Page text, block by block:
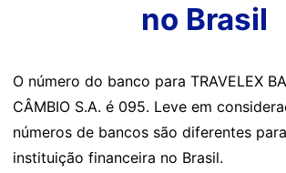
no Brasil
O número do banco para TRAVELEX
CÂMBIO S.A. é 095. Leve em
números de bancos são diferentes
instituição financeira no Brasil.